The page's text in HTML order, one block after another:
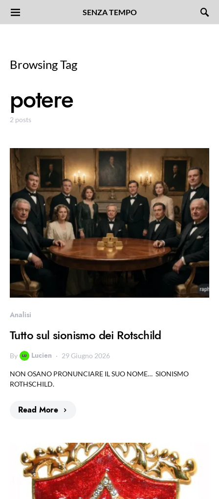
SENZA TEMPO
Browsing Tag
potere
2 posts
Analisi
Tutto sul sionismo dei Rotschild
By Lucien 29 Giugno 2026
NON OSANO PRONUNCIARE IL SUO NOME… SIONISMO
ROTHSCHILD.
Read More